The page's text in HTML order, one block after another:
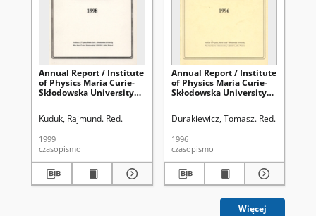
Annual Report / Institute
of Physics Maria Curie-
Skłodowska University
Kuduk, Rajmund. Red.
1999
czasopismo
Annual Report / Institute
of Physics Maria Curie-
Skłodowska University
Durakiewicz, Tomasz. Red.
1996
czasopismo
Więcej